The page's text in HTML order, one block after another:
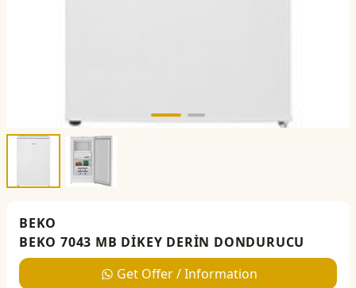
BEKO
BEKO 7043 MB DİKEY DERİN DONDURUCU
Get Offer / Information